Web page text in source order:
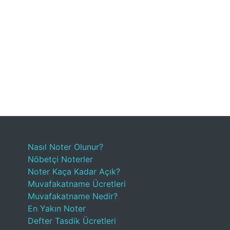
Nasıl Noter Olunur?
Nöbetçi Noterler
Noter Kaça Kadar Açık?
Muvafakatname Ücretleri
Muvafakatname Nedir?
En Yakın Noter
Defter Tasdik Ücretleri